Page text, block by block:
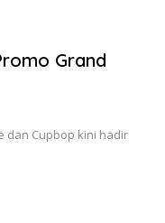
Grand
dan Cupbop kini hadir